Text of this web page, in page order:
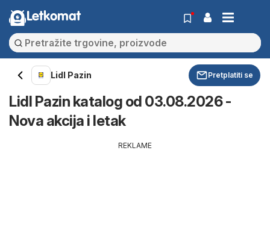
Letkomat
Lidl Pazin Pretplatiti se
Lidl Pazin katalog od 03.08.2026 -
Nova akcija i letak
REKLAME